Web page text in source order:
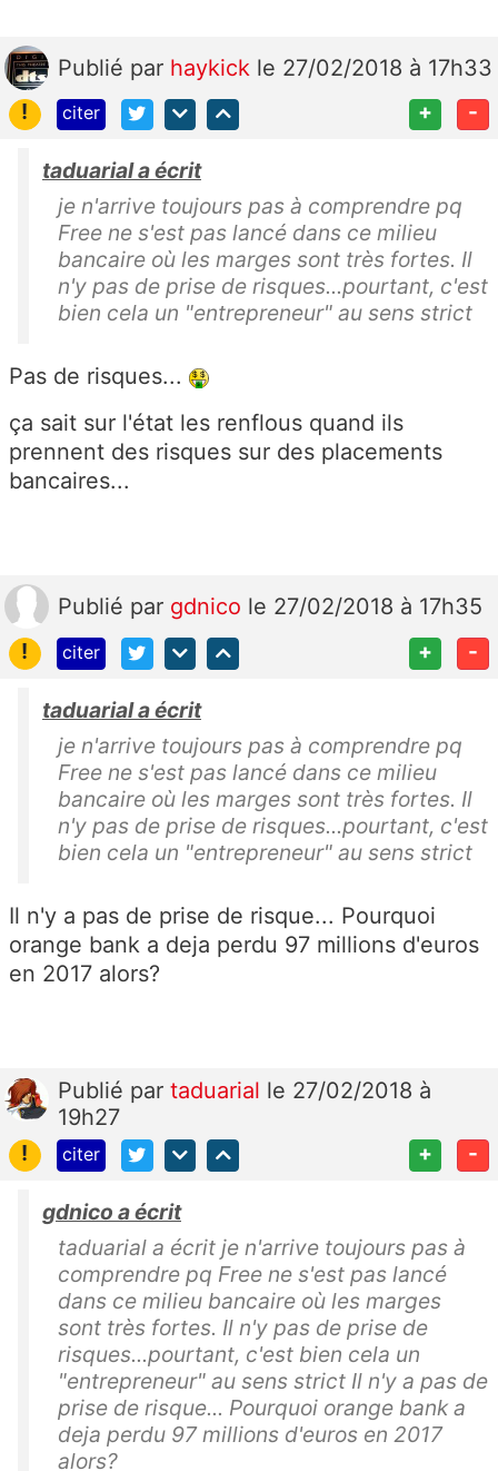
Publié par haykick le 27/02/2018 à 17h33
!
citer + -
taduarial a écrit
je n'arrive toujours pas à comprendre pq
Free ne s'est pas lancé dans ce milieu
bancaire où les marges sont très fortes. Il
n'y pas de prise de risques...pourtant, c'est
bien cela un "entrepreneur" au sens strict
Pas de risques...
ça sait sur l'état les renflous quand ils
prennent des risques sur des placements
bancaires...
Publié par gdnico le 27/02/2018 à 17h35
!
citer + -
taduarial a écrit
je n'arrive toujours pas à comprendre pq
Free ne s'est pas lancé dans ce milieu
bancaire où les marges sont très fortes. Il
n'y pas de prise de risques...pourtant, c'est
bien cela un "entrepreneur" au sens strict
Il n'y a pas de prise de risque... Pourquoi
orange bank a deja perdu 97 millions d'euros
en 2017 alors?
Publié par taduarial le 27/02/2018 à
19h27
!
citer + -
gdnico a écrit
taduarial a écrit je n'arrive toujours pas à
comprendre pq Free ne s'est pas lancé
dans ce milieu bancaire où les marges
sont très fortes. Il n'y pas de prise de
risques...pourtant, c'est bien cela un
"entrepreneur" au sens strict Il n'y a pas de
prise de risque... Pourquoi orange bank a
deja perdu 97 millions d'euros en 2017
alors?